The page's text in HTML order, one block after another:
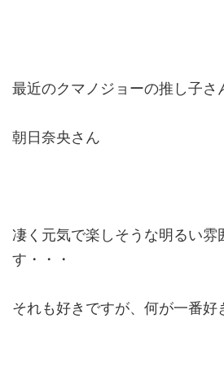
最近のクマノジョーの推し子さ
朝日奈央さん
凄く元気で楽しそうな明るい雰
す・・・
それも好きですが、何が一番好